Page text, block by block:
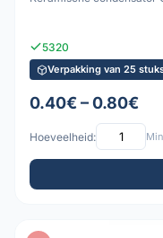
5320
Verpakking van 25
0.40€ – 0.80€
Hoeveelheid: